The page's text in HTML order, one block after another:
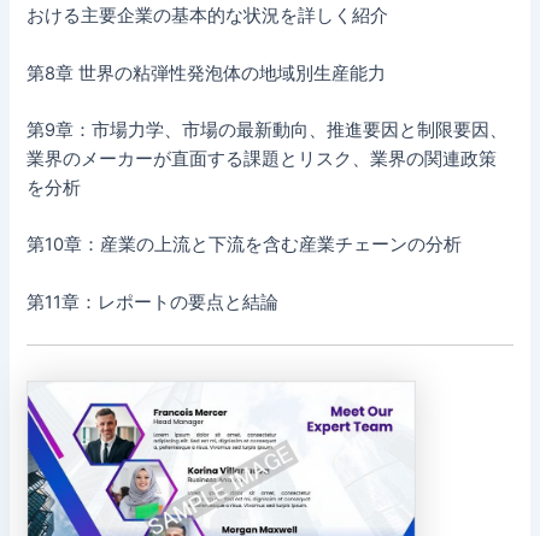
おける主要企業の基本的な状況を詳しく紹介
第8章 世界の粘弾性発泡体の地域別生産能力
第9章：市場力学、市場の最新動向、推進要因と制限要因、
業界のメーカーが直面する課題とリスク、業界の関連政策
を分析
第10章：産業の上流と下流を含む産業チェーンの分析
第11章：レポートの要点と結論